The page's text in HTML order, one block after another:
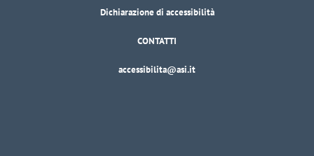
Dichiarazione di accessibilità
CONTATTI
accessibilita@asi.it